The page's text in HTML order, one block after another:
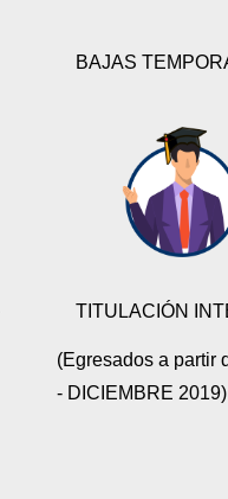
BAJAS
TITULACIÓN
(Egresados a partir
- DICIEMBRE 2019)